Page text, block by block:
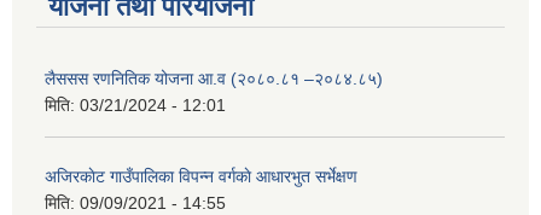
योजना तथा परियोजना
लैससस रणनितिक योजना आ.व (२०८०.८१ –२०८४.८५)
मिति: 03/21/2024 - 12:01
अजिरकाेट गाउँपालिका विपन्न वर्गकाे आधारभुत सर्भेक्षण
मिति: 09/09/2021 - 14:55